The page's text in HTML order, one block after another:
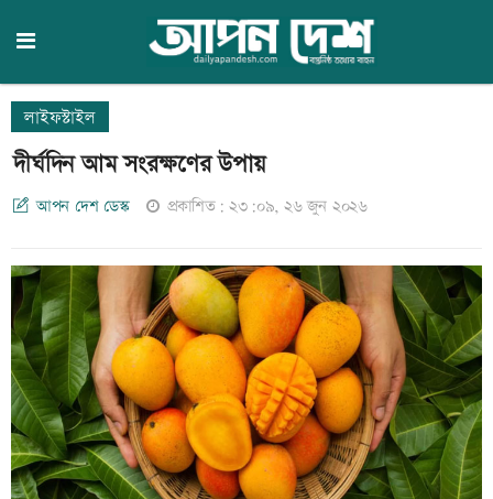
লাইফস্টাইল
দীর্ঘদিন আম সংরক্ষণের উপায়
আপন দেশ ডেস্ক প্রকাশিত: ২৩:০৯, ২৬ জুন ২০২৬